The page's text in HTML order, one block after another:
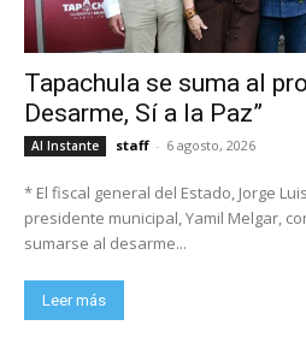
Tapachula se suma al
Desarme, Sí a la Paz”
Al Instante staff - 6 agosto, 2026
* El fiscal general del Estado, Jorge
presidente municipal, Yamil Melgar,
sumarse al desarme...
Leer más